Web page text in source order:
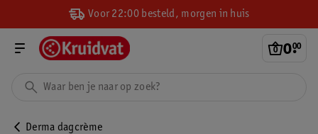
Voor 22:00 besteld, morgen in huis
0.
00
Derma dagcrème